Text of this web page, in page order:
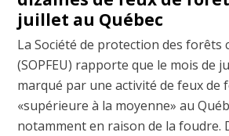
juillet au Québec
La Société de protection des forêts
(SOPFEU) rapporte que le mois de
marqué par une activité de feux de
«supérieure à la moyenne» au
notamment en raison de la foudre.